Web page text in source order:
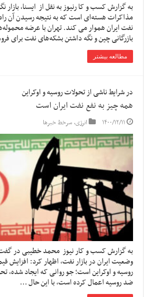
به گزارش کسب و کا رنیوز به نقل از ایسنا، بازار
مذاکرات هسته‌ای است که به نتیجه رسیدن آن
نفت ایران هموار می کند. تهران با عرضه
بازرگانی چین و نگه داشتن بشکه‌های نفت برای
مطالعه بیشتر
در شرایط ناشی از تحولات روسیه و اوکراین
همه چیز به نفع نفت ایران است
۱۴۰۰/۱۲/۱۱ انرژی,سرخط خبرها
به گزارش کسب و کار نیوز محمد خطیبی در
وضعیت ایران در بازار نفت، اظهار کرد: افزایش
روسیه و اوکراین است؛ جو روانی که ایجاد شده،
ضد روسیه اعمال کرده است، با این حال …